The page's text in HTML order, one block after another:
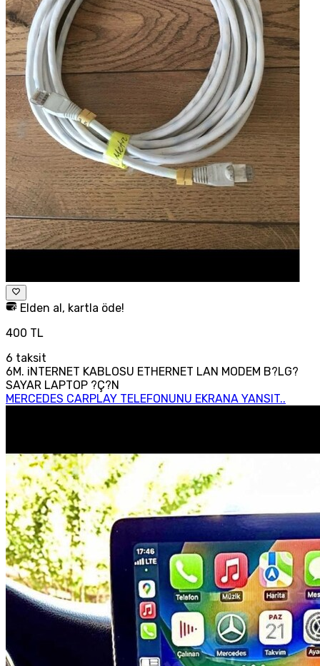
Elden al, kartla öde!
400 TL
6 taksit
6M. iNTERNET KABLOSU ETHERNET LAN MODEM B?LG?
SAYAR LAPTOP ?Ç?N
MERCEDES CARPLAY TELEFONUNU EKRANA YANSIT..